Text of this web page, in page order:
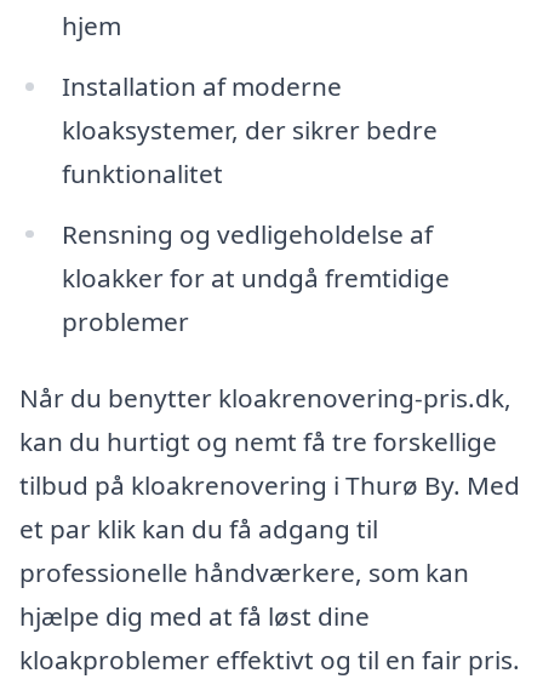
hjem
Installation af moderne
kloaksystemer, der sikrer bedre
funktionalitet
Rensning og vedligeholdelse af
kloakker for at undgå fremtidige
problemer
Når du benytter kloakrenovering-pris.dk,
kan du hurtigt og nemt få tre forskellige
tilbud på kloakrenovering i Thurø By. Med
et par klik kan du få adgang til
professionelle håndværkere, som kan
hjælpe dig med at få løst dine
kloakproblemer effektivt og til en fair pris.